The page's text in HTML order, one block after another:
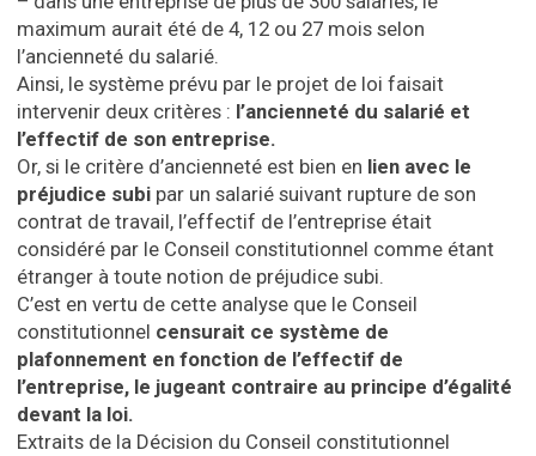
maximum aurait été de 4, 12 ou 27 mois selon
l’ancienneté du salarié.
Ainsi, le système prévu par le projet de loi faisait
intervenir deux critères : l’ancienneté du salarié et
l’effectif de son entreprise.
Or, si le critère d’ancienneté est bien en lien avec le
préjudice subi par un salarié suivant rupture de son
contrat de travail, l’effectif de l’entreprise était
considéré par le Conseil constitutionnel comme étant
étranger à toute notion de préjudice subi.
C’est en vertu de cette analyse que le Conseil
constitutionnel censurait ce système de
plafonnement en fonction de l’effectif de
l’entreprise, le jugeant contraire au principe d’égalité
devant la loi.
Extraits de la Décision du Conseil constitutionnel